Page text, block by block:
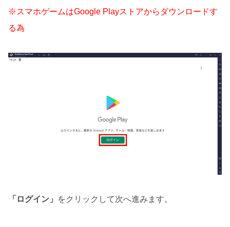
※スマホゲームはGoogle Playストアからダウンロードす
る為
「ログイン」 をクリックして次へ進みます。